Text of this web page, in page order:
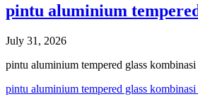
pintu aluminium
July 31, 2026
pintu aluminium tempered glass
pintu aluminium tempered glass kombinasi